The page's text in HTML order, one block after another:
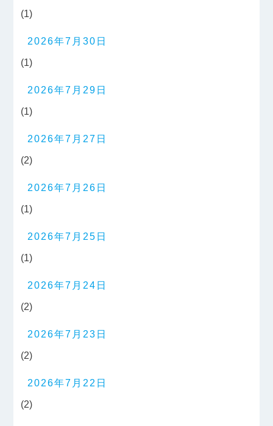
(1)
2026年7月30日
(1)
2026年7月29日
(1)
2026年7月27日
(2)
2026年7月26日
(1)
2026年7月25日
(1)
2026年7月24日
(2)
2026年7月23日
(2)
2026年7月22日
(2)